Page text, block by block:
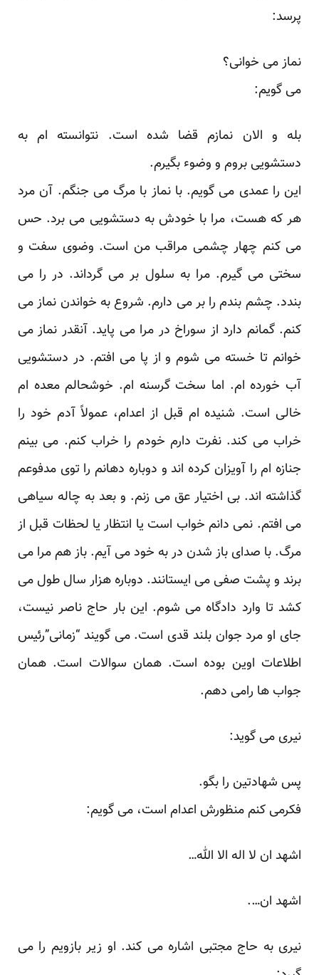
پرسد:
نماز می خوانی؟
می گویم:
بله و الان نمازم قضا شده است. نتوانسته ام به
دستشویی بروم و وضوء بگیرم.
این را عمدی می گویم. با نماز با مرگ می جنگم. آن مرد
هر که هست، مرا با خودش به دستشویی می برد. حس
می کنم چهار چشمی مراقب من است. وضوی سفت و
سختی می گیرم. مرا به سلول بر می گرداند. در را می
بندد. چشم بندم را بر می دارم. شروع به خواندن نماز می
کنم. گمانم دارد از سوراخ در مرا می پاید. آنقدر نماز می
خوانم تا خسته می شوم و از پا می افتم. در دستشویی
آب خورده ام. اما سخت گرسنه ام. خوشحالم معده ام
خالی است. شنیده ام قبل از اعدام، عمولاً آدم خود را
خراب می کند. نفرت دارم خودم را خراب کنم. می بینم
جنازه ام را آویزان کرده اند و دوباره دهانم را توی مدفوعم
گذاشته اند. بی اختیار عق می زنم. و بعد به چاله سیاهی
می افتم. نمی دانم خواب است یا انتظار یا لحظات قبل از
مرگ. با صدای باز شدن در به خود می آیم. باز هم مرا می
برند و پشت صفی می ایستانند. دوباره هزار سال طول می
کشد تا وارد دادگاه می شوم. این بار حاج ناصر نیست،
جای او مرد جوان بلند قدی است. می گویند “زمانی”رئیس
اطلاعات اوین بوده است. همان سوالات است. همان
جواب ها رامی دهم.
نیری می گوید:
پس شهادتین را بگو.
فکرمی کنم منظورش اعدام است، می گویم:
اشهد ان لا اله الا الله…
اشهد ان….
نیری به حاج مجتبی اشاره می کند. او زیر بازویم را می